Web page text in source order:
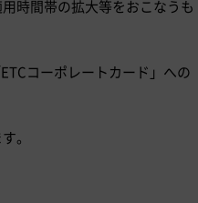
時間帯の拡大等をおこなうも
コーポレートカード」への
。